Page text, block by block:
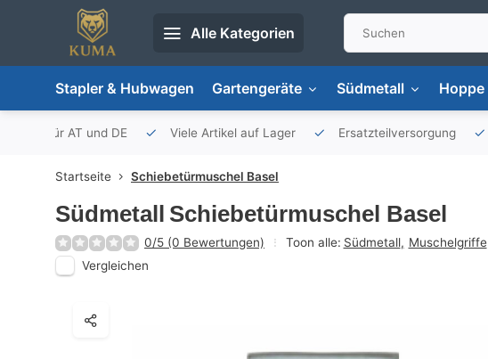
Alle Kategorien
Stapler & Hubwagen Gartengeräte Südmetall Hoppe
für AT und DE Viele Artikel auf Lager Ersatzteilversorgung
Startseite Schiebetürmuschel Basel
Südmetall Schiebetürmuschel Basel
0/5 (0 Bewertungen) Toon alle: Südmetall, Muschelgriffe
Vergleichen